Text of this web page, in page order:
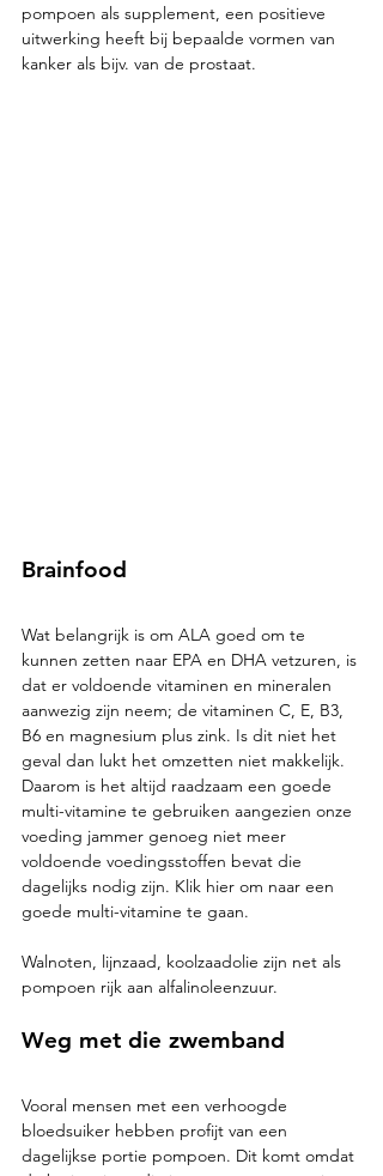
pompoen als supplement, een positieve
uitwerking heeft bij bepaalde vormen van
kanker als bijv. van de prostaat.
Brainfood
Wat belangrijk is om ALA goed om te
kunnen zetten naar EPA en DHA vetzuren, is
dat er voldoende vitaminen en mineralen
aanwezig zijn neem; de vitaminen C, E, B3,
B6 en magnesium plus zink. Is dit niet het
geval dan lukt het omzetten niet makkelijk.
Daarom is het altijd raadzaam een goede
multi-vitamine te gebruiken aangezien onze
voeding jammer genoeg niet meer
voldoende voedingsstoffen bevat die
dagelijks nodig zijn. Klik hier om naar een
goede multi-vitamine te gaan.
Walnoten, lijnzaad, koolzaadolie zijn net als
pompoen rijk aan alfalinoleenzuur.
Weg met die zwemband
Vooral mensen met een verhoogde
bloedsuiker hebben profijt van een
dagelijkse portie pompoen. Dit komt omdat